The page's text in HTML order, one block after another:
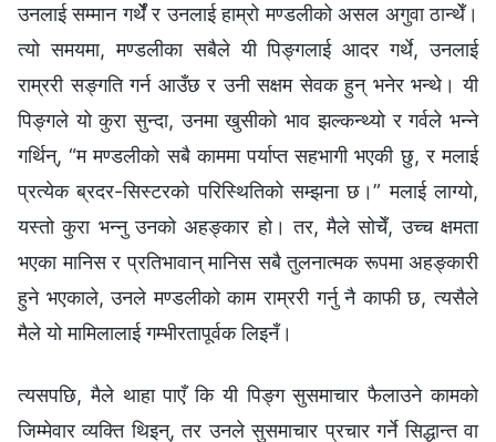
उनलाई सम्मान गर्थेँ र उनलाई हाम्रो मण्डलीको असल अगुवा ठान्थेँ।
त्यो समयमा, मण्डलीका सबैले यी पिङ्गलाई आदर गर्थे, उनलाई
राम्ररी सङ्गति गर्न आउँछ र उनी सक्षम सेवक हुन् भनेर भन्थे। यी
पिङ्गले यो कुरा सुन्दा, उनमा खुसीको भाव झल्कन्थ्यो र गर्वले भन्‍ने
गर्थिन्, “म मण्डलीको सबै काममा पर्याप्त सहभागी भएकी छु, र मलाई
प्रत्येक ब्रदर-सिस्टरको परिस्थितिको सम्झना छ।” मलाई लाग्यो,
यस्तो कुरा भन्नु उनको अहङ्कार हो। तर, मैले सोचेँ, उच्च क्षमता
भएका मानिस र प्रतिभावान् मानिस सबै तुलनात्मक रूपमा अहङ्कारी
हुने भएकाले, उनले मण्डलीको काम राम्ररी गर्नु नै काफी छ, त्यसैले
मैले यो मामिलालाई गम्भीरतापूर्वक लिइनँ।
त्यसपछि, मैले थाहा पाएँ कि यी पिङ्ग सुसमाचार फैलाउने कामको
जिम्मेवार व्यक्ति थिइन्, तर उनले सुसमाचार प्रचार गर्ने सिद्धान्त वा